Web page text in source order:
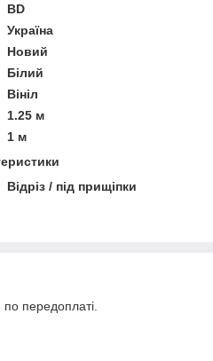
BD
Україна
Новий
Білий
Вініл
1.25 м
1 м
Відріз / під прищіпки
по передоплаті.